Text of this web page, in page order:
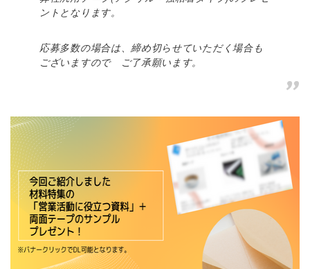
ントとなります。
応募多数の場合は、締め切らせていただく場合も
ございますので ご了承願います。